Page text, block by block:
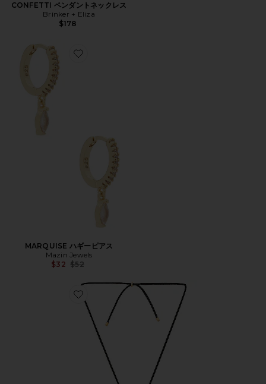
CONFETTI ペンダントネックレス
Brinker + Eliza
$178
Favorite MARQUISE ハギーピアス
MARQUISE ハギーピアス
Mazin Jewels
$32 Previous price:
$52
Favorite BLACK MINI ネックレス